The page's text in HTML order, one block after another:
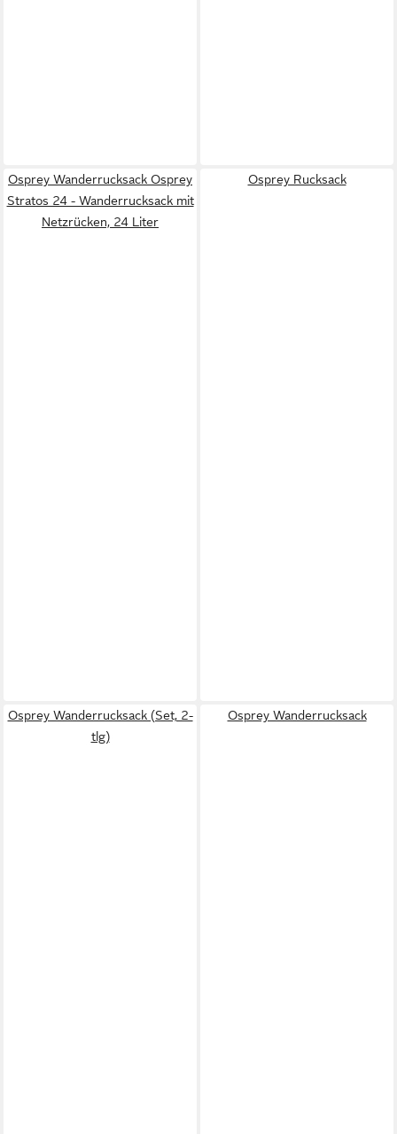
Osprey Wanderrucksack Osprey
Stratos 24 - Wanderrucksack mit
Netzrücken, 24 Liter
Osprey Rucksack
Osprey Wanderrucksack (Set, 2-
tlg)
Osprey Wanderrucksack